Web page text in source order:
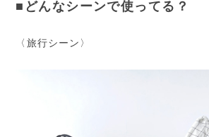
■どんなシーンで使ってる？
〈旅行シーン〉